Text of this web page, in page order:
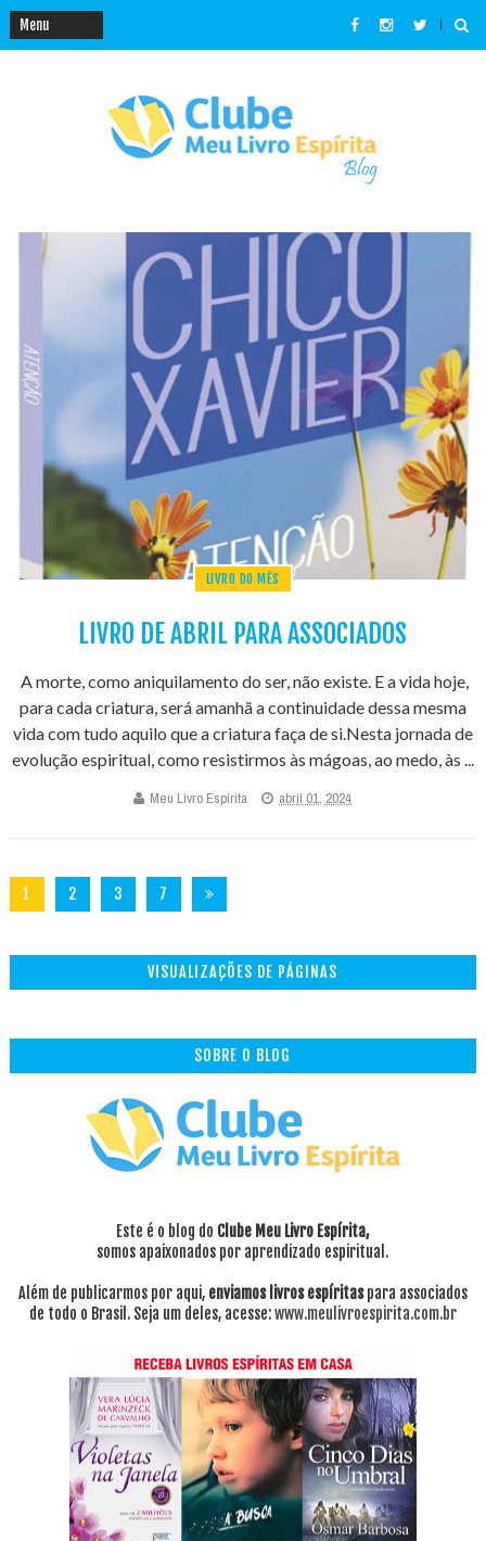
LIVRO DO MÊS
LIVRO DE ABRIL PARA ASSOCIADOS
A morte, como aniquilamento do ser, não existe. E a vida hoje,
para cada criatura, será amanhã a continuidade dessa mesma
vida com tudo aquilo que a criatura faça de si.Nesta jornada de
evolução espiritual, como resistirmos às mágoas, ao medo, às ...
Meu Livro Espírita abril 01, 2024
1 2 3
7
VISUALIZAÇÕES DE PÁGINAS
SOBRE O BLOG
Este é o blog do Clube Meu Livro Espírita,
somos apaixonados por aprendizado espiritual.
Além de publicarmos por aqui, enviamos livros espíritaspara associados
de todo o Brasil. Seja um deles, acesse:www.meulivroespirita.com.br